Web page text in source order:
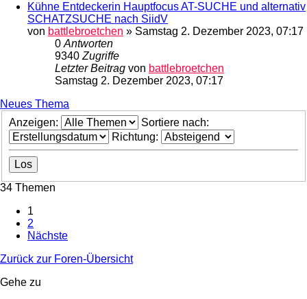
Kühne Entdeckerin Hauptfocus AT-SUCHE und alternativ
SCHATZSUCHE nach SiidV
von battlebroetchen » Samstag 2. Dezember 2023, 07:17
0Antworten
9340Zugriffe
Letzter Beitrag von battlebroetchen
Samstag 2. Dezember 2023, 07:17
Neues Thema
Anzeigen:
Sortiere nach:
Richtung:
34 Themen
1
2
Nächste
Zurück zur Foren-Übersicht
Gehe zu